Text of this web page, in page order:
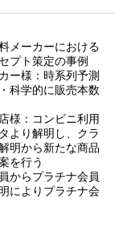
メーカーにおける
プト策定の事例
ー様：時系列予測
科学的に販売本数
様：コンビニ利用
より解明し、クラ
明から新たな商品
を行う
からプラチナ会員
によりプラチナ会